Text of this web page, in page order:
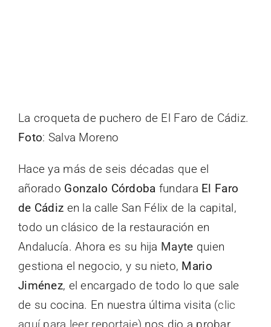
La croqueta de puchero de El Faro de Cádiz.
Foto: Salva Moreno
Hace ya más de seis décadas que el
añorado Gonzalo Córdoba fundara El Faro
de Cádiz en la calle San Félix de la capital,
todo un clásico de la restauración en
Andalucía. Ahora es su hija Mayte quien
gestiona el negocio, y su nieto, Mario
Jiménez, el encargado de todo lo que sale
de su cocina. En nuestra última visita (clic
aquí para leer reportaje) nos dio a probar